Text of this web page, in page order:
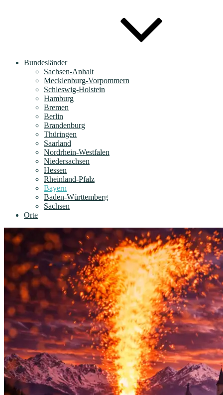
Bundesländer
Sachsen-Anhalt
Mecklenburg-Vorpommern
Schleswig-Holstein
Hamburg
Bremen
Berlin
Brandenburg
Thüringen
Saarland
Nordrhein-Westfalen
Niedersachsen
Hessen
Rheinland-Pfalz
Bayern
Baden-Württemberg
Sachsen
Orte